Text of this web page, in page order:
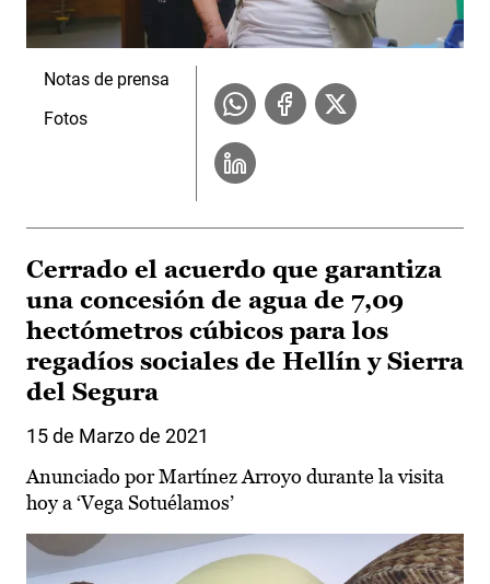
Notas de prensa
Fotos
Cerrado el acuerdo que garantiza
una concesión de agua de 7,09
hectómetros cúbicos para los
regadíos sociales de Hellín y Sierra
del Segura
15 de Marzo de 2021
Anunciado por Martínez Arroyo durante la visita
hoy a ‘Vega Sotuélamos’